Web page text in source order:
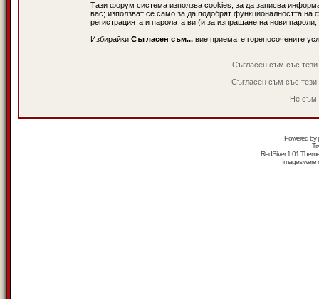
Тази форум система използва cookies, за да записва
вас; използват се само за да подобрят функционалността
регистрацията и паролата ви (и за изпращане на нови
Избирайки Съгласен съм... вие приемате горепосочените
Съгласен съм със
Съгласен съм със
Не съм
Powered by
RedSilver 1.01
Images were